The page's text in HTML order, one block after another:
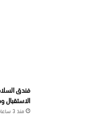
فندق
الاستقبال
منذ 3 ساعات